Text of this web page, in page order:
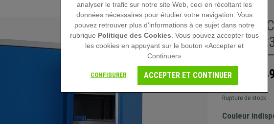
Meuble
399,00 €
Rupture de stock
Couleur
analyser le trafic sur notre site Web, ceci en récoltant les
données nécessaires pour étudier votre navigation. Vous
pouvez retrouver plus d'informations à ce sujet dans notre
rubrique Politique des Cookies . Vous pouvez accepter tous
les cookies en appuyant sur le bouton «Accepter et
Continuer»
CONFIGURER ACCEPTER ET CONTINUER